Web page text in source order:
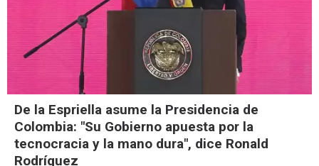
De la Espriella asume la Presidencia de
Colombia: "Su Gobierno apuesta por la
tecnocracia y la mano dura", dice Ronald
Rodríguez